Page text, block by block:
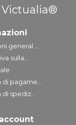
Victualia®
general...
sulla...
di pagame...
spediz...